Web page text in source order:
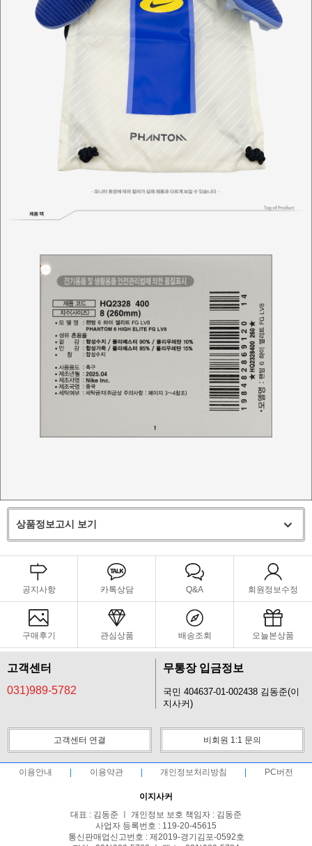
상품정보고시 보기
공지사항 카톡상담 Q&A 회원정보수정
구매후기 관심상품 배송조회 오늘본상품
고객센터
031)989-5782
무통장 입금정보
국민 404637-01-002438 김동준(이
지사커)
고객센터 연결 비회원 1:1 문의
이용안내 이용약관 개인정보처리방침 PC버전
이지사커
대표 : 김동준 ㅣ 개인정보 보호 책임자 : 김동준
사업자 등록번호 : 119-20-45615
통신판매업신고번호 : 제2019-경기김포-0592호